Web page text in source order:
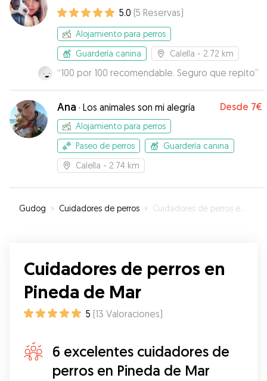
5.0 (5 Reservas)
Alojamiento para perros
Guardería canina
Calella - 2.72 km
“100 por 100 recomendable. Seguro que repito”
Ana · Los animales son mi alegría Desde 7€
Alojamiento para perros
Paseo de perros
Guardería canina
Calella - 2.74 km
Gudog » Cuidadores de perros » Cuidadores de perros en Pineda de Mar
Cuidadores de perros en
Pineda de Mar
5 (13 Valoraciones)
6 excelentes cuidadores de
perros en Pineda de Mar